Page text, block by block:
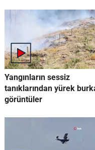
Yangınların sessiz
tanıklarından yürek
görüntüler